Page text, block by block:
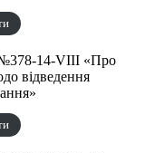
№378-14-VIII «Про
відведення